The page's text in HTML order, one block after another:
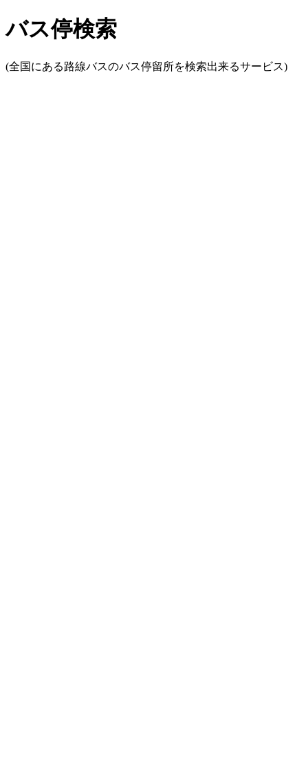
バス停検索
(全国にある路線バスのバス停留所を検索出来るサービス)